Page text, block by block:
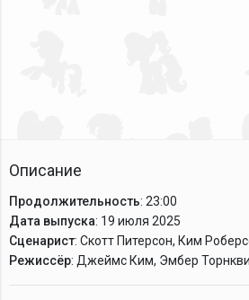
Описание
Продолжительность: 23:00
Дата выпуска: 19 июля 2025
Сценарист: Скотт Питерсон, Ким
Режиссёр: Джеймс Ким, Эмбер